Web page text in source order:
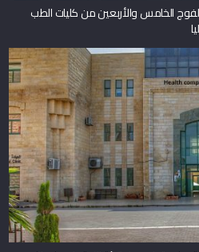
الخامس والأربعين من كليات الطب